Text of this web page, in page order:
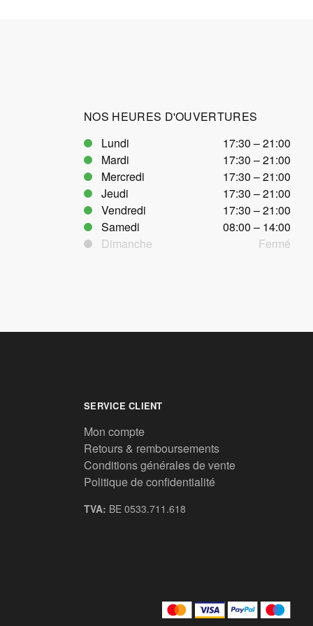
NOS HEURES D'OUVERTURES
Lundi
17:30 – 21:00
Mardi
17:30 – 21:00
Mercredi
17:30 – 21:00
Jeudi
17:30 – 21:00
Vendredi
17:30 – 21:00
Samedi
08:00 – 14:00
Dimanche
Fermé
SERVICE CLIENT
Mon compte
Retours & remboursements
Conditions générales de vente
Politique de confidentialité
TVA: BE 0533.711.618